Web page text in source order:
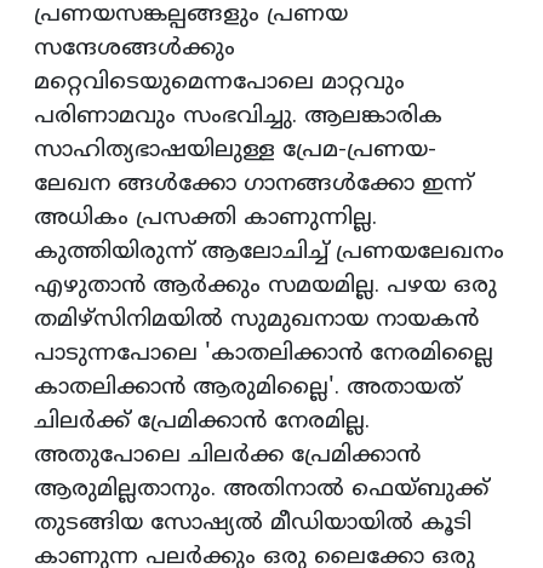
പ്രണയസങ്കല്പങ്ങളും പ്രണയ
സന്ദേശങ്ങള്‍ക്കും
മറ്റെവിടെയുമെന്നപോലെ മാറ്റവും
പരിണാമവും സംഭവിച്ചു. ആലങ്കാരിക
സാഹിത്യഭാഷയിലുള്ള പ്രേമ-പ്രണയ-
ലേഖന ങ്ങള്‍ക്കോ ഗാനങ്ങള്‍ക്കോ ഇന്ന്
അധികം പ്രസക്തി കാണുന്നില്ല.
കുത്തിയിരുന്ന് ആലോചിച്ച് പ്രണയലേഖനം
എഴുതാന്‍ ആര്‍ക്കും സമയമില്ല. പഴയ ഒരു
തമിഴ്‌സിനിമയില്‍ സുമുഖനായ നായകന്‍
പാടുന്നപോലെ 'കാതലിക്കാന്‍ നേരമില്ലൈ
കാതലിക്കാന്‍ ആരുമില്ലൈ'. അതായത്
ചിലര്‍ക്ക് പ്രേമിക്കാന്‍ നേരമില്ല.
അതുപോലെ ചിലര്‍ക്ക പ്രേമിക്കാന്‍
ആരുമില്ലതാനും. അതിനാല്‍ ഫെയ്ബുക്ക്
തുടങ്ങിയ സോഷ്യല്‍ മീഡിയായില്‍ കൂടി
കാണുന്ന പലര്‍ക്കും ഒരു ലൈക്കോ ഒരു